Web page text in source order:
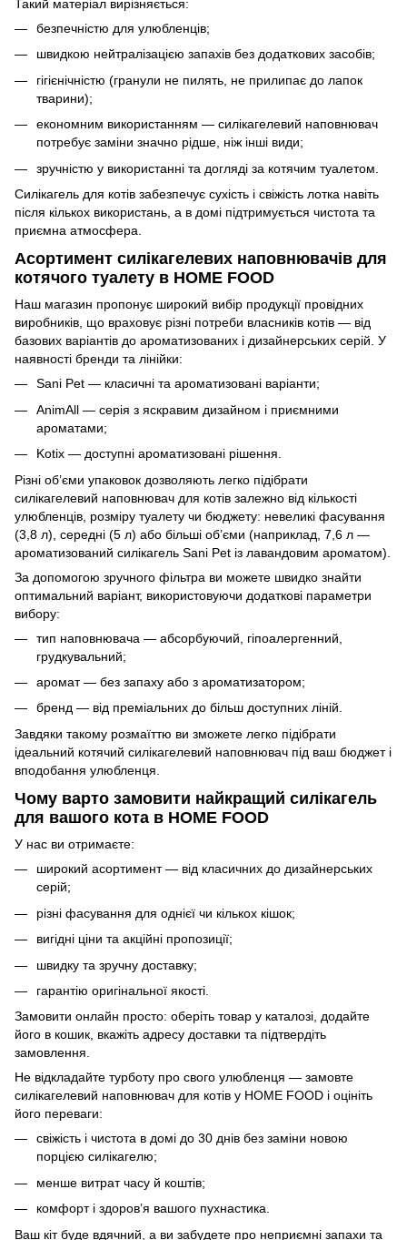
Такий матеріал вирізняється:
безпечністю для улюбленців;
швидкою нейтралізацією запахів без додаткових засобів;
гігієнічністю (гранули не пилять, не прилипає до лапок
тварини);
економним використанням — силікагелевий наповнювач
потребує заміни значно рідше, ніж інші види;
зручністю у використанні та догляді за котячим туалетом.
Силікагель для котів забезпечує сухість і свіжість лотка навіть
після кількох використань, а в домі підтримується чистота та
приємна атмосфера.
Асортимент силікагелевих наповнювачів для
котячого туалету в HOME FOOD
Наш магазин пропонує широкий вибір продукції провідних
виробників, що враховує різні потреби власників котів — від
базових варіантів до ароматизованих і дизайнерських серій. У
наявності бренди та лінійки:
Sani Pet — класичні та ароматизовані варіанти;
AnimAll — серія з яскравим дизайном і приємними
ароматами;
Kotix — доступні ароматизовані рішення.
Різні об’єми упаковок дозволяють легко підібрати
силікагелевий наповнювач для котів залежно від кількості
улюбленців, розміру туалету чи бюджету: невеликі фасування
(3,8 л), середні (5 л) або більші об’єми (наприклад, 7,6 л —
ароматизований силікагель Sani Pet із лавандовим ароматом).
За допомогою зручного фільтра ви можете швидко знайти
оптимальний варіант, використовуючи додаткові параметри
вибору:
тип наповнювача — абсорбуючий, гіпоалергенний,
грудкувальний;
аромат — без запаху або з ароматизатором;
бренд — від преміальних до більш доступних ліній.
Завдяки такому розмаїттю ви зможете легко підібрати
ідеальний котячий силікагелевий наповнювач під ваш бюджет і
вподобання улюбленця.
Чому варто замовити найкращий силікагель
для вашого кота в HOME FOOD
У нас ви отримаєте:
широкий асортимент — від класичних до дизайнерських
серій;
різні фасування для однієї чи кількох кішок;
вигідні ціни та акційні пропозиції;
швидку та зручну доставку;
гарантію оригінальної якості.
Замовити онлайн просто: оберіть товар у каталозі, додайте
його в кошик, вкажіть адресу доставки та підтвердіть
замовлення.
Не відкладайте турботу про свого улюбленця — замовте
силікагелевий наповнювач для котів у HOME FOOD і оцініть
його переваги:
свіжість і чистота в домі до 30 днів без заміни новою
порцією силікагелю;
менше витрат часу й коштів;
комфорт і здоров’я вашого пухнастика.
Ваш кіт буде вдячний, а ви забудете про неприємні запахи та